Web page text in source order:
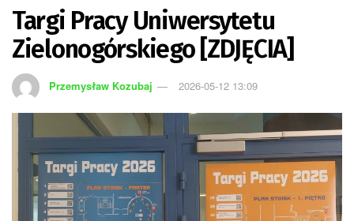
Targi Pracy Uniwersytetu
Zielonogórskiego [ZDJĘCIA]
Przemysław Kozubaj 2026-05-12 13:09